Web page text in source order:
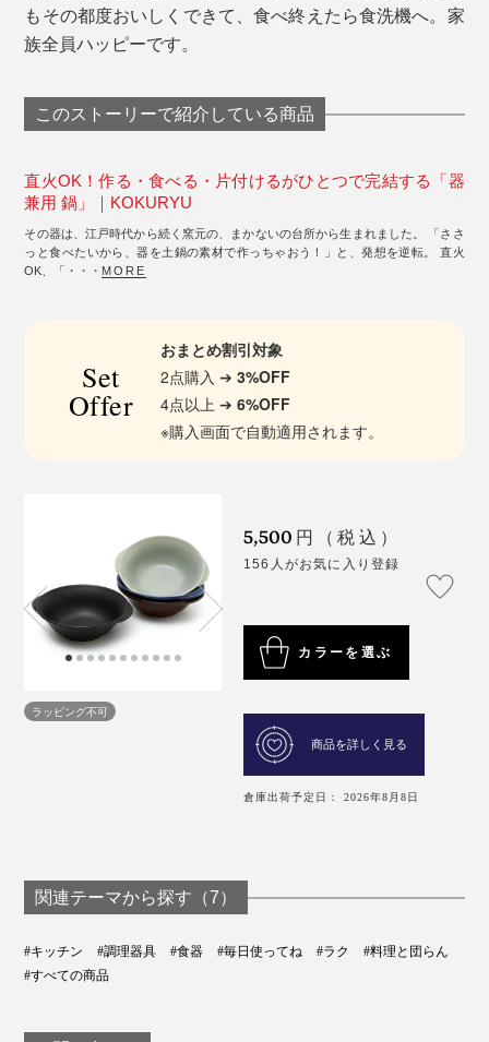
もその都度おいしくできて、食べ終えたら食洗機へ。家
族全員ハッピーです。
このストーリーで紹介している商品
直火OK！作る・食べる・片付けるがひとつで完結する「器
兼用 鍋」｜KOKURYU
その器は、江戸時代から続く窯元の、まかないの台所から生まれました。 「ささ
っと食べたいから、器を土鍋の素材で作っちゃおう！」と、発想を逆転。 直火
OK、「・・・ MORE
Set
Offer
おまとめ割引対象
2点購入 ➔3%OFF
4点以上 ➔6%OFF
※購入画面で自動適用されます。
ラッピング不可
5,500 円（税込）
156人がお気に入り登録
カラーを選ぶ
商品を詳しく見る
倉庫出荷予定日： 2026年8月8日
関連テーマから探す（7）
#キッチン #調理器具 #食器 #毎日使ってね #ラク
#料理と団らん
#すべての商品